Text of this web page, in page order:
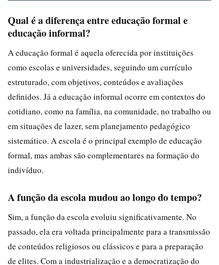
Qual é a diferença entre educação formal e
educação informal?
A educação formal é aquela oferecida por instituições
como escolas e universidades, seguindo um currículo
estruturado, com objetivos, conteúdos e avaliações
definidos. Já a educação informal ocorre em contextos do
cotidiano, como na família, na comunidade, no trabalho ou
em situações de lazer, sem planejamento pedagógico
sistemático. A escola é o principal exemplo de educação
formal, mas ambas são complementares na formação do
indivíduo.
A função da escola mudou ao longo do tempo?
Sim, a função da escola evoluiu significativamente. No
passado, ela era voltada principalmente para a transmissão
de conteúdos religiosos ou clássicos e para a preparação
de elites. Com a industrialização e a democratização do